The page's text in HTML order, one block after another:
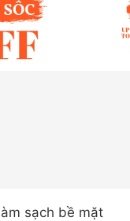
sạch bề mặt